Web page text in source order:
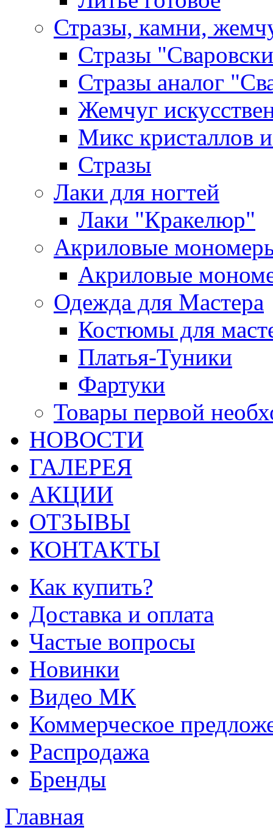
Стразы, камни,
Стразы
Стразы аналог
Жемчуг
Микс кристаллов
Стразы
Лаки для ногтей
Лаки "Кракелюр"
Акриловые
Акриловые
Одежда для Мастера
Костюмы для
Платья-Туники
Фартуки
Товары первой
НОВОСТИ
ГАЛЕРЕЯ
АКЦИИ
ОТЗЫВЫ
КОНТАКТЫ
Как купить?
Доставка и оплата
Частые вопросы
Новинки
Видео МК
Коммерческое
Распродажа
Бренды
Главная